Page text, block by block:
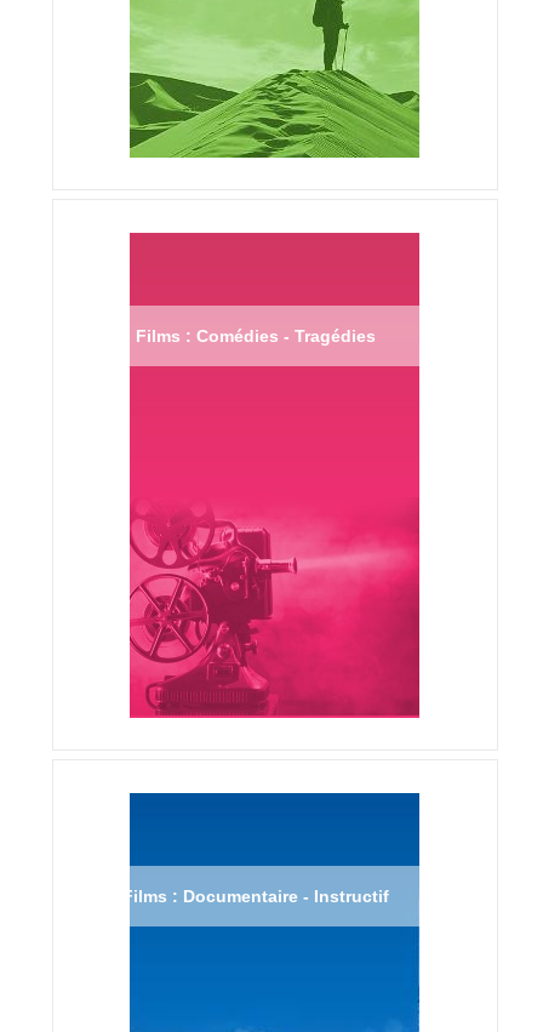
Films : Comédies - Tragédies
Films : Documentaire - Instructif